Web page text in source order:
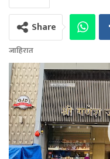
Share
जाहिरात